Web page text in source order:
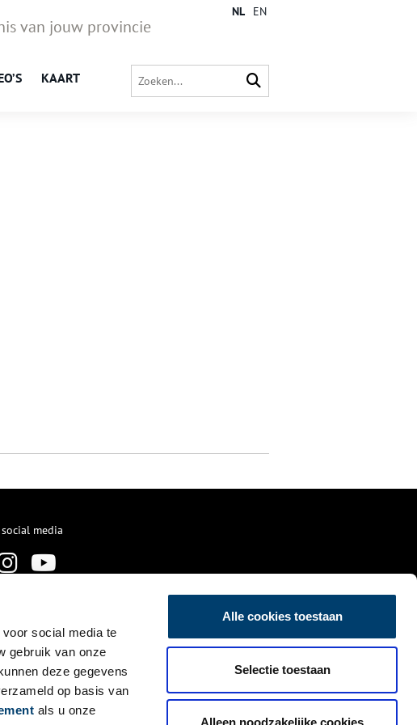
social media te
gebruik van onze
deze gegevens
op basis van
als u onze
Alle cookies toestaan
Selectie toestaan
Alleen noodzakelijke cookies
van jouw provincie
KAART
NL EN
media